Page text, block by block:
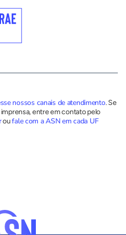
nossos canais de atendimento.Se
entre em contato pelo
oufale com a ASN em cada UF